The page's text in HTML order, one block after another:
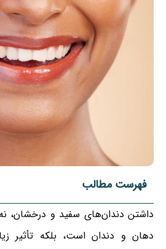
فهرست مطالب
داشتن دندان‌های سفید و درخشان،
دهان و دندان است، بلکه تأثیر